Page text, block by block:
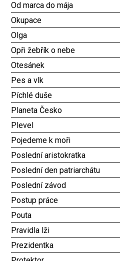
Od marca do mája
Okupace
Olga
Opři žebřík o nebe
Otesánek
Pes a vlk
Píchlé duše
Planeta Česko
Plevel
Pojedeme k moři
Poslední aristokratka
Poslední den patriarchátu
Poslední závod
Postup práce
Pouta
Pravidla lži
Prezidentka